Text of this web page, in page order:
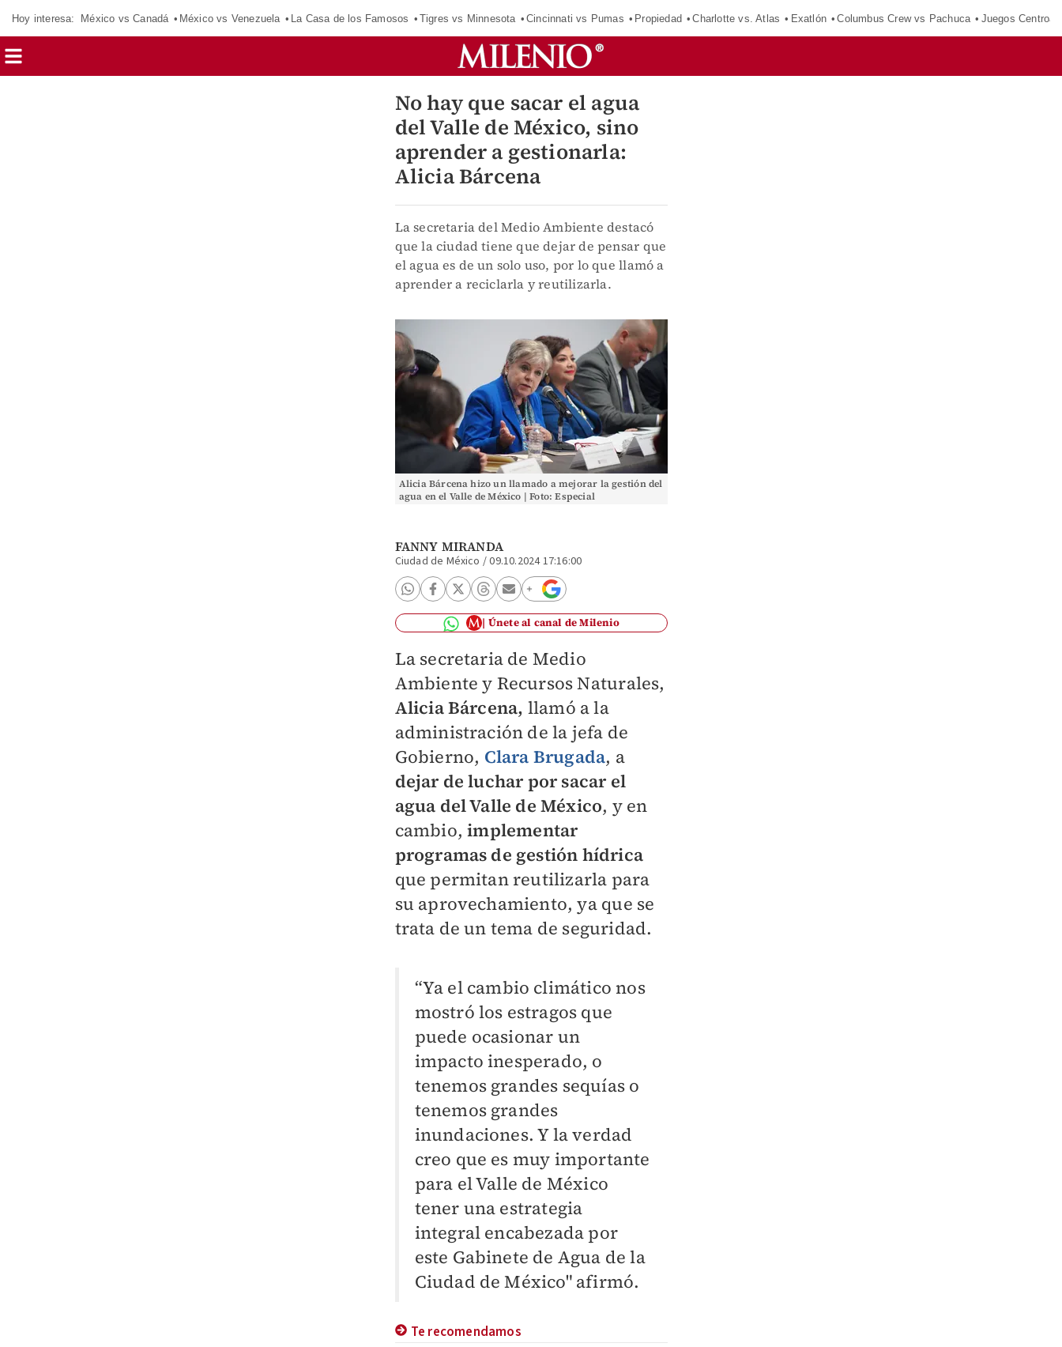
Hoy interesa: México vs Canadá México vs Venezuela La Casa de los Famosos Tigres vs Minnesota Cincinnati vs Pumas Propiedad Charlotte vs. Atlas Exatlón Columbus Crew vs Pachuca Juegos
No hay que sacar el agua
del Valle de México, sino
aprender a gestionarla:
Alicia Bárcena
La secretaria del Medio Ambiente destacó
que la ciudad tiene que dejar de pensar que
el agua es de un solo uso, por lo que llamó a
aprender a reciclarla y reutilizarla.
Alicia Bárcena hizo un llamado a mejorar la gestión del
agua en el Valle de México | Foto: Especial
FANNY MIRANDA
Ciudad de México /09.10.2024 17:16:00
Únete al canal de Milenio
La secretaria de Medio
Ambiente y Recursos Naturales,
Alicia Bárcena, llamó a la
administración de la jefa de
Gobierno, Clara Brugada, a
dejar de luchar por sacar el
agua del Valle de México, y en
cambio,implementar
programas de gestión hídrica
que permitan reutilizarla para
su aprovechamiento, ya que se
trata de un tema de seguridad.
“Ya el cambio climático nos
mostró los estragos que
puede ocasionar un
impacto inesperado, o
tenemos grandes sequías o
tenemos grandes
inundaciones. Y la verdad
creo que es muy importante
para el Valle de México
tener una estrategia
integral encabezada por
este Gabinete de Agua de la
Ciudad de México" afirmó.
Te recomendamos